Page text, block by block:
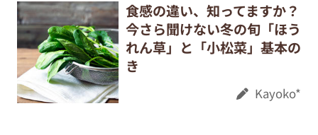
食感の違い、知ってますか？
今さら聞けない冬の旬「ほう
れん草」と「小松菜」基本の
き
Kayoko*